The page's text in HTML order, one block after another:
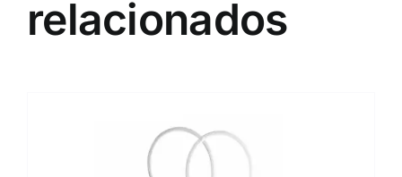
relacionados